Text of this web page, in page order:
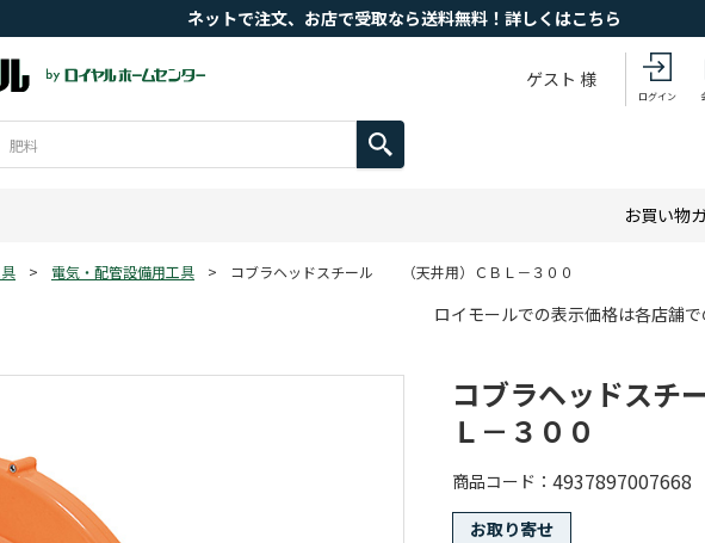
ネットで注文、お店で受取なら送料無料！詳しくはこちら
ゲスト 様
ログイン
お買い物
> 電気・配管設備用工具 > コブラヘッドスチール （天井用）ＣＢＬ－３００
ロイモールでの表示価格は各店舗
コブラヘッドス
Ｌ－３００
商品コード 4937897007668
お取り寄せ